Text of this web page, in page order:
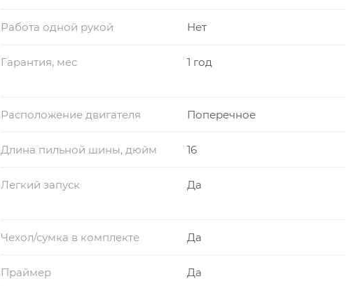
Работа одной рукой Нет
Гарантия, мес 1 год
Расположение двигателя Поперечное
Длина пильной шины, дюйм 16
Легкий запуск Да
Чехол/сумка в комплекте Да
Праймер Да